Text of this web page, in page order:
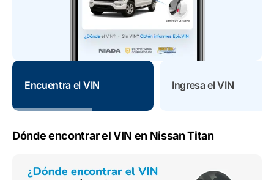
Encuentra el VIN Ingresa el VIN
Dónde encontrar el VIN en Nissan Titan